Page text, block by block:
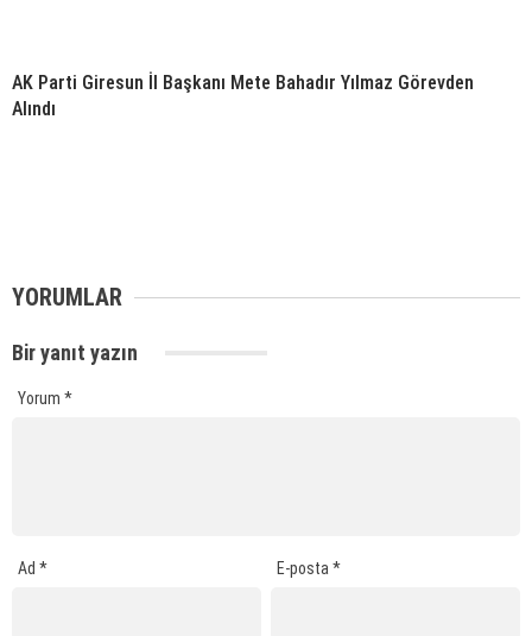
AK Parti Giresun İl Başkanı Mete Bahadır Yılmaz Görevden
Alındı
YORUMLAR
Bir yanıt yazın
Yorum *
Ad * E-posta*